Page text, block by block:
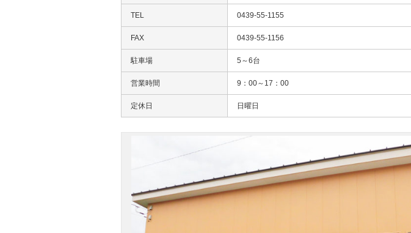
TEL 0439-55-1155
FAX 0439-55-1156
駐車場 5～6台
営業時間 9：00～17：00
定休日 日曜日